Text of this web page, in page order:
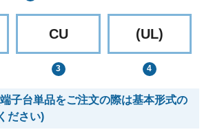
CU (UL)
子台単品をご注文の際は基本形式の
ださい)